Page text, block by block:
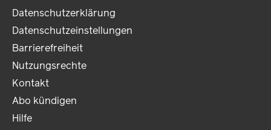
Datenschutzerklärung
Datenschutzeinstellungen
Barrierefreiheit
Nutzungsrechte
Kontakt
Abo kündigen
Hilfe